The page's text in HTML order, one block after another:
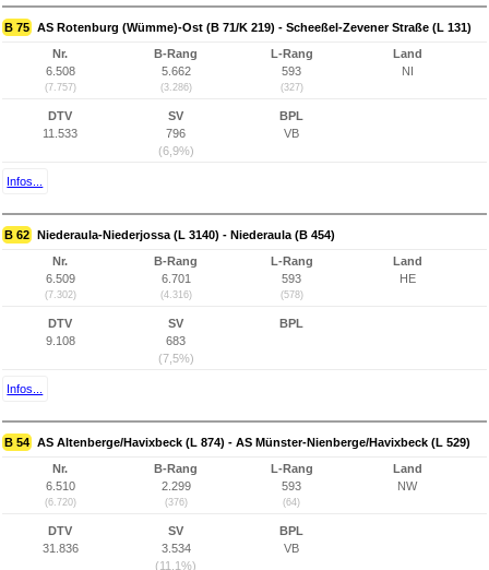
B 75 AS Rotenburg (Wümme)-Ost (B 71/K 219) - Scheeßel-Zevener Straße (L 131)
Nr.
6.508
(7.757)
B-Rang
5.662
(3.286)
L-Rang
593
(327)
Land
NI
DTV
11.533
SV
796
(6,9%)
BPL
VB
Infos...
B 62 Niederaula-Niederjossa (L 3140) - Niederaula (B 454)
Nr.
6.509
(7.302)
B-Rang
6.701
(4.316)
L-Rang
593
(578)
Land
HE
DTV
9.108
SV
683
(7,5%)
BPL
Infos...
B 54 AS Altenberge/Havixbeck (L 874) - AS Münster-Nienberge/Havixbeck (L 529)
Nr.
6.510
(6.720)
B-Rang
2.299
(376)
L-Rang
593
(64)
Land
NW
DTV
31.836
SV
3.534
(11,1%)
BPL
VB